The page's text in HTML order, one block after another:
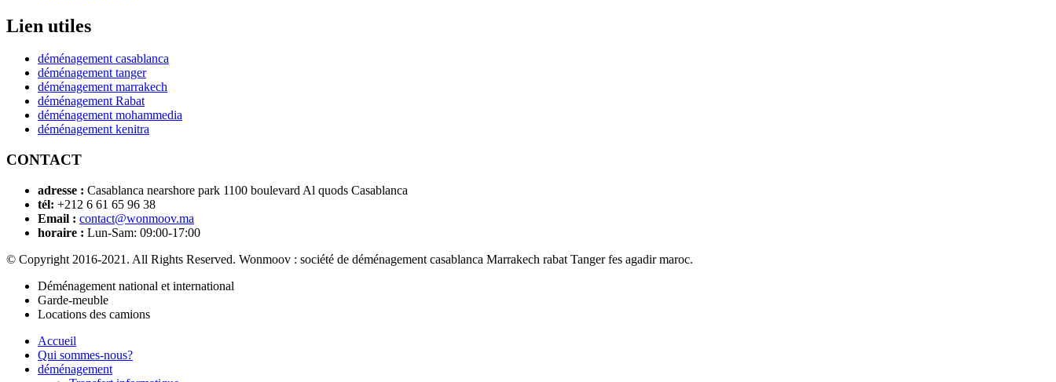
Lien utiles
déménagement casablanca
déménagement tanger
déménagement marrakech
déménagement Rabat
déménagement mohammedia
déménagement kenitra
CONTACT
adresse : Casablanca nearshore park 1100 boulevard Al quods Casablanca
tél: +212 6 61 65 96 38
Email : contact@wonmoov.ma
horaire : Lun-Sam: 09:00-17:00
© Copyright 2016-2021. All Rights Reserved. Wonmoov : société de déménagement casablanca Marrakech rabat Tanger fes agadir maroc.
Déménagement national et international
Garde-meuble
Locations des camions
Accueil
Qui sommes-nous?
déménagement